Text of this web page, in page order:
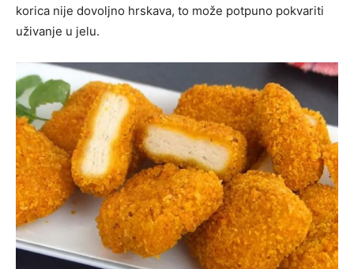
korica nije dovoljno hrskava, to može potpuno pokvariti
uživanje u jelu.